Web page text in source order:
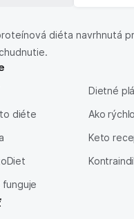
diéta navrhnutá
diéte
Dietné
Ako
Keto